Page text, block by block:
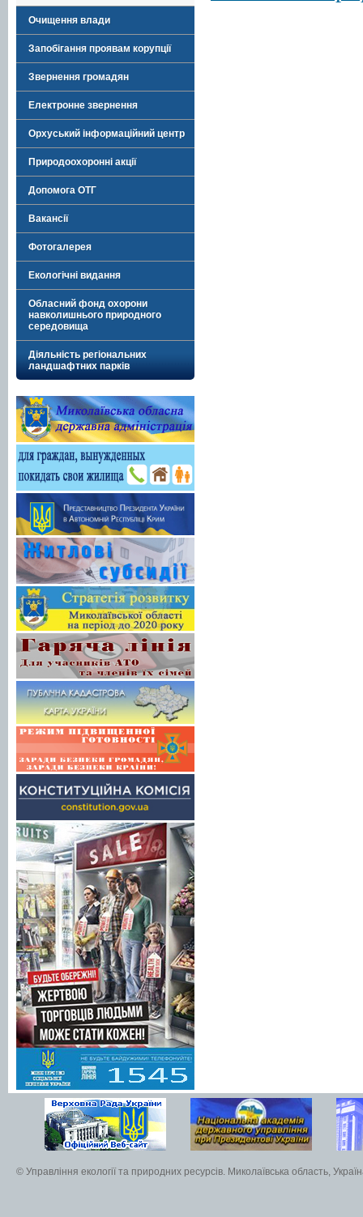
Очищення влади
Запобігання проявам корупції
Звернення громадян
Електронне звернення
Орхуський інформаційний центр
Природоохоронні акції
Допомога ОТГ
Вакансії
Фотогалерея
Екологічні видання
Обласний фонд охорони
навколишнього природного
середовища
Діяльність регіональних
ландшафтних парків
© Управління екології та природних ресурсів. Миколаївська область,